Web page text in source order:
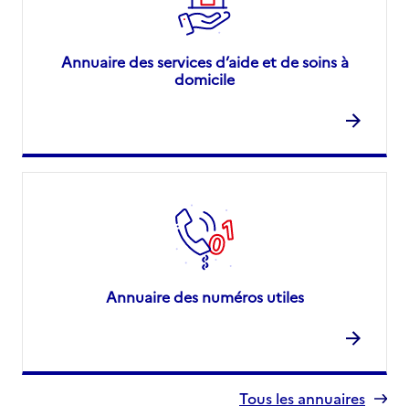
Annuaire des services d’aide et de soins à
domicile
Annuaire des numéros utiles
Tous les annuaires